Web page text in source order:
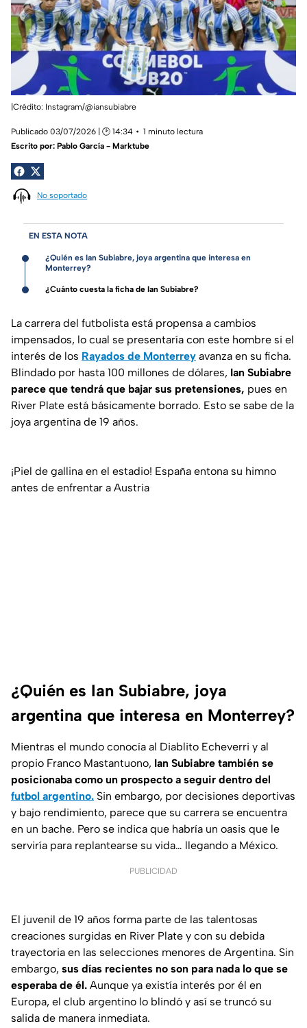
|Crédito: Instagram/@iansubiabre
Publicado 03/07/2026 | 🕑 14:34
1 minuto lectura
Escrito por: Pablo García - Marktube
No soportado
EN ESTA NOTA
¿Quién es Ian Subiabre, joya argentina que interesa en
Monterrey?
¿Cuánto cuesta la ficha de Ian Subiabre?
La carrera del futbolista está propensa a cambios
impensados, lo cual se presentaría con este hombre si el
interés de los Rayados de Monterrey avanza en su ficha.
Blindado por hasta 100 millones de dólares, Ian Subiabre
parece que tendrá que bajar sus pretensiones, pues en
River Plate está básicamente borrado. Esto se sabe de la
joya argentina de 19 años.
¡Piel de gallina en el estadio! España entona su himno
antes de enfrentar a Austria
¿Quién es Ian Subiabre, joya
argentina que interesa en Monterrey?
Mientras el mundo conocía al Diablito Echeverri y al
propio Franco Mastantuono, Ian Subiabre también se
posicionaba como un prospecto a seguir dentro del
futbol argentino. Sin embargo, por decisiones deportivas
y bajo rendimiento, parece que su carrera se encuentra
en un bache. Pero se indica que habría un oasis que le
serviría para replantearse su vida… llegando a México.
PUBLICIDAD
El juvenil de 19 años forma parte de las talentosas
creaciones surgidas en River Plate y con su debida
trayectoria en las selecciones menores de Argentina. Sin
embargo, sus días recientes no son para nada lo que se
esperaba de él. Aunque ya existía interés por él en
Europa, el club argentino lo blindó y así se truncó su
salida de manera inmediata.